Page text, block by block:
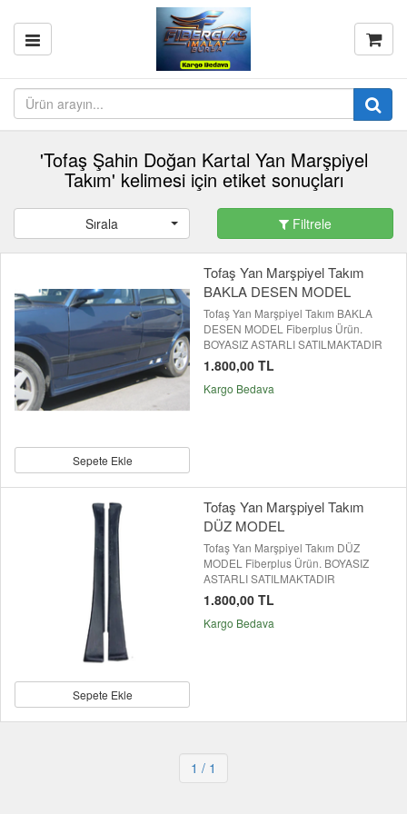
'Tofaş Şahin Doğan Kartal Yan Marşpiyel
Takım' kelimesi için etiket sonuçları
Sırala Filtrele
Sepete Ekle
Tofaş Yan Marşpiyel Takım
BAKLA DESEN MODEL
Tofaş Yan Marşpiyel Takım BAKLA
DESEN MODEL Fiberplus Ürün.
BOYASIZ ASTARLI SATILMAKTADIR
1.800,00 TL
Kargo Bedava
Sepete Ekle
Tofaş Yan Marşpiyel Takım
DÜZ MODEL
Tofaş Yan Marşpiyel Takım DÜZ
MODEL Fiberplus Ürün. BOYASIZ
ASTARLI SATILMAKTADIR
1.800,00 TL
Kargo Bedava
1 / 1